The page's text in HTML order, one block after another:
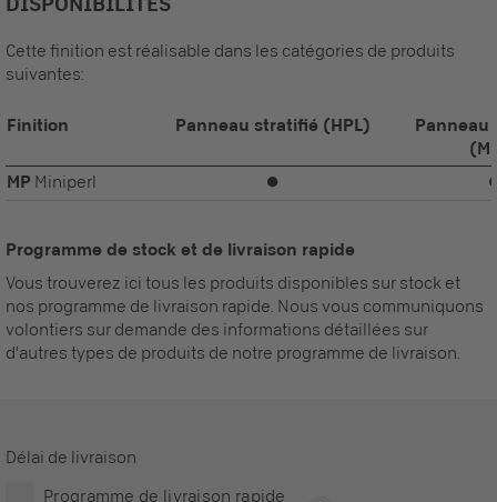
Cette finition est réalisable dans les catégories de produits
suivantes:
Finition Panneau stratifié (HPL)
Panneau
MP Miniperl ⏺
Programme de stock et de livraison rapide
Vous trouverez ici tous les produits disponibles sur stock et
nos programme de livraison rapide. Nous vous communiquons
volontiers sur demande des informations détaillées sur
d'autres types de produits de notre programme de livraison.
Délai de livraison
Programme de livraison rapide